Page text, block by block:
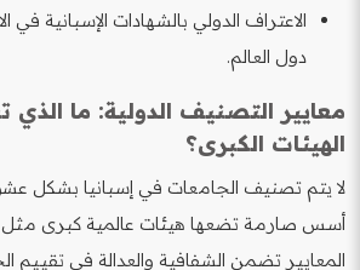
الاعتراف الدولي بالشهادات الإسبانية في
دول العالم.
معايير التصنيف الدولية: ما
الهيئات الكبرى؟
لا يتم تصنيف الجامعات في إسبانيا بشكل
المعايير تضمن الشفافية والعدالة في تقييم